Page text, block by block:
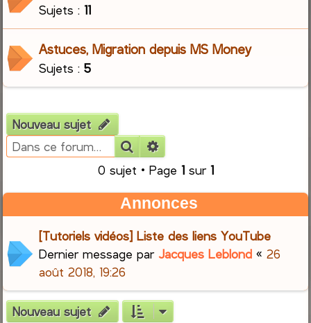
Sujets :11
Astuces, Migration depuis MS Money
Sujets :5
Nouveau sujet
Rechercher
0 sujet • Page 1sur 1
Annonces
[Tutoriels vidéos] Liste des liens YouTube
Dernier message parJacques Leblond «26
août 2018, 19:26
Nouveau sujet